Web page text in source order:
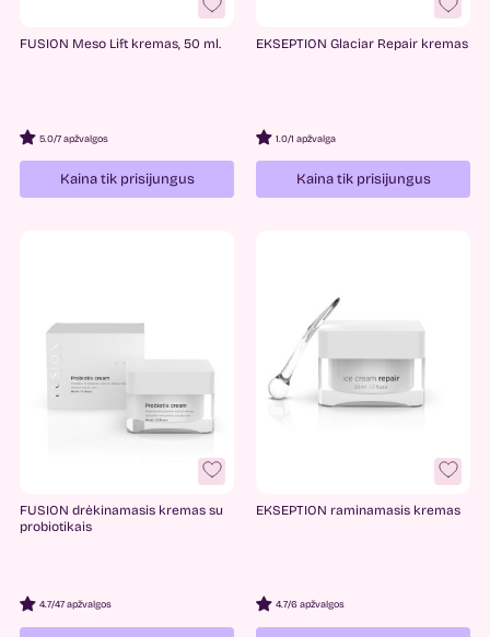
FUSION Meso Lift kremas, 50 ml.
5.0/7 apžvalgos
Kaina tik prisijungus
EKSEPTION Glaciar Repair kremas
1.0/1 apžvalga
Kaina tik prisijungus
FUSION drėkinamasis kremas su
probiotikais
4.7/47 apžvalgos
EKSEPTION raminamasis kremas
4.7/6 apžvalgos